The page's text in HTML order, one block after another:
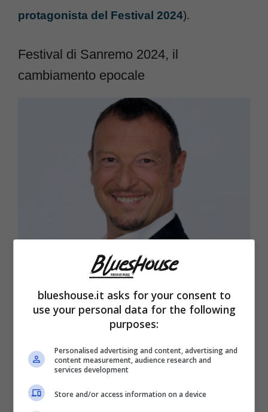
protagonista del Festival 2024).
Festival di Sanremo 2024, il
cambiamento epocale
Amadeus (Blueshouse.it)
blueshouse.it asks for your consent to
use your personal data for the following
purposes:
Personalised advertising and content, advertising and
content measurement, audience research and
services development
Store and/or access information on a device